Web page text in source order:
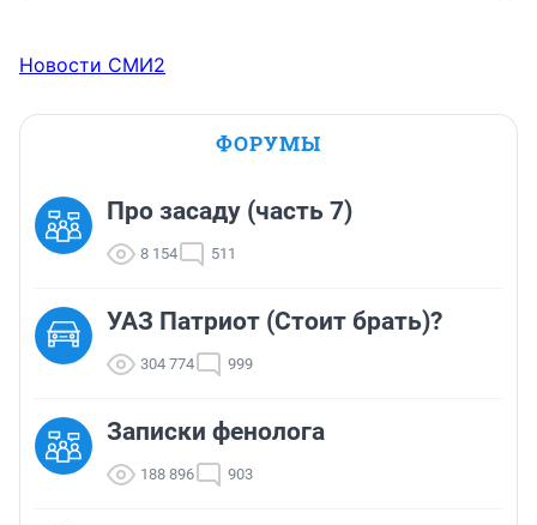
Новости СМИ2
ФОРУМЫ
Про засаду (часть 7)
8 154 511
УАЗ Патриот (Стоит брать)?
304 774 999
Записки фенолога
188 896 903